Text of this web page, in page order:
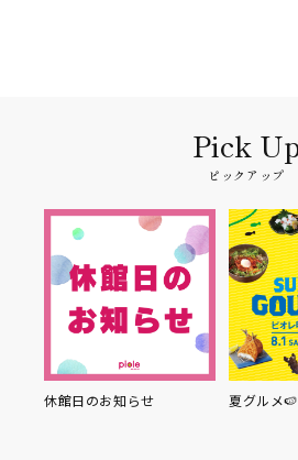
ピックアップ
休館日のお知らせ 夏グルメ🍉